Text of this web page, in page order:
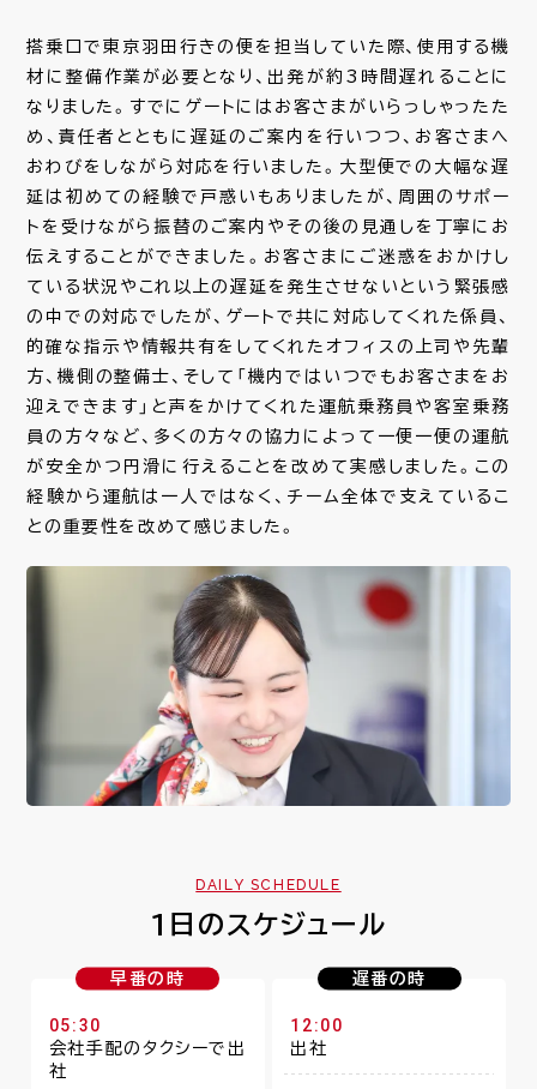
搭乗口で東京羽田行きの便を担当していた際、使用する機
材に整備作業が必要となり、出発が約3時間遅れることに
なりました。すでにゲートにはお客さまがいらっしゃったた
め、責任者とともに遅延のご案内を行いつつ、お客さまへ
おわびをしながら対応を行いました。大型便での大幅な遅
延は初めての経験で戸惑いもありましたが、周囲のサポー
トを受けながら振替のご案内やその後の見通しを丁寧にお
伝えすることができました。お客さまにご迷惑をおかけし
ている状況やこれ以上の遅延を発生させないという緊張感
の中での対応でしたが、ゲートで共に対応してくれた係員、
的確な指示や情報共有をしてくれたオフィスの上司や先輩
方、機側の整備士、そして「機内ではいつでもお客さまをお
迎えできます」と声をかけてくれた運航乗務員や客室乗務
員の方々など、多くの方々の協力によって一便一便の運航
が安全かつ円滑に行えることを改めて実感しました。この
経験から運航は一人ではなく、チーム全体で支えているこ
との重要性を改めて感じました。
DAILY SCHEDULE
1日のスケジュール
早番の時
05:30
会社手配のタクシーで出
社
遅番の時
12:00
出社